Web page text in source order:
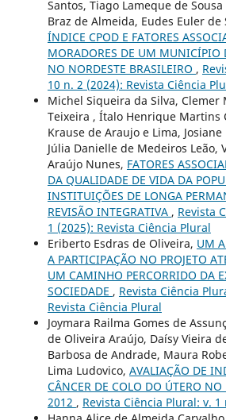
Santos, Tiago Lameque de
Braz de Almeida, Eudes Euler de
ÍNDICE CPOD E FATORES
MORADORES DE UM MUNICÍPIO
NO NORDESTE BRASILEIRO ,
10 n. 2 (2024): Revista Ciência
Michel Siqueira da Silva, Clemer
Teixeira , Ítalo Henrique Martins
Krause de Araujo e Lima,
Júlia Danielle de Medeiros Leão,
Araújo Nunes, FATORES
DA QUALIDADE DE VIDA DA
INSTITUIÇÕES DE LONGA
REVISÃO INTEGRATIVA , Revista
1 (2025): Revista Ciência Plural
Eriberto Esdras de Oliveira, UM
A PARTICIPAÇÃO NO PROJETO
UM CAMINHO PERCORRIDO DA
SOCIEDADE , Revista Ciência
Revista Ciência Plural
Joymara Railma Gomes de
de Oliveira Araújo, Daísy Vieira
Barbosa de Andrade, Maura
Lima Ludovico, AVALIAÇÃO DE
CÂNCER DE COLO DO ÚTERO
2012 , Revista Ciência Plural: v. 1